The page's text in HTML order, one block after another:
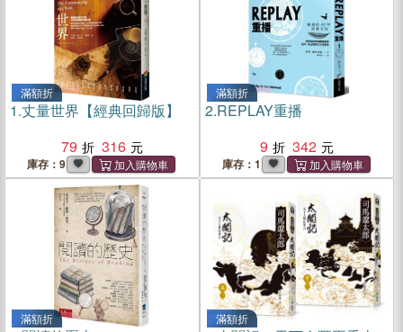
滿額折
1.丈量世界【經典回歸版】
79
316
庫存：9
滿額折
2.REPLAY重播
9
342
庫存：1
滿額折 滿額折